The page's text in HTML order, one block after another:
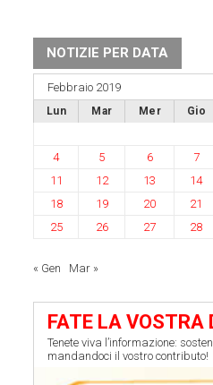
NOTIZIE PER DATA
Febbraio 2019
Lun Mar Mer Gio
4
5 6 7
11
12 13 14
18
19 20 21
25
26 27 28
« Gen Mar »
FATE LA VOSTRA
Tenete viva l’informazione:
mandandoci il vostro contributo!